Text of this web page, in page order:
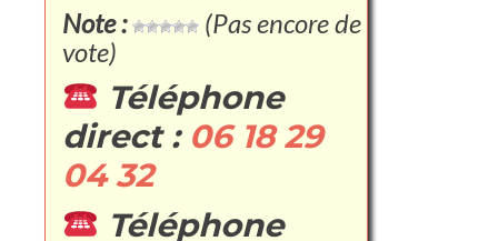
Note :
(Pas encore de
vote)
Téléphone
direct : 06 18 29
04 32
Téléphone